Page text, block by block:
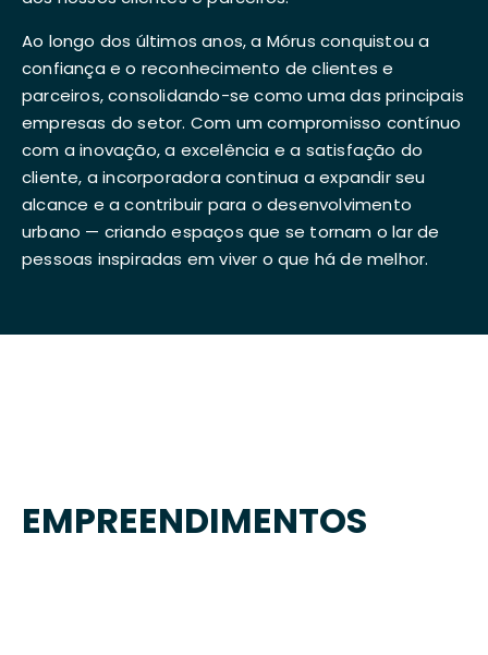
Ao longo dos últimos anos, a Mórus conquistou a
confiança e o reconhecimento de clientes e
parceiros, consolidando-se como uma das principais
empresas do setor. Com um compromisso contínuo
com a inovação, a excelência e a satisfação do
cliente, a incorporadora continua a expandir seu
alcance e a contribuir para o desenvolvimento
urbano — criando espaços que se tornam o lar de
pessoas inspiradas em viver o que há de melhor.
EMPREENDIMENTOS